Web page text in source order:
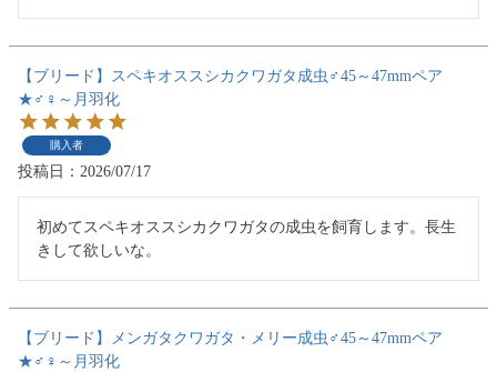
【ブリード】スペキオススシカクワガタ成虫♂45～47mmペア
★♂♀～月羽化
購入者
投稿日 2026/07/17
初めてスペキオススシカクワガタの成虫を飼育します。長生
きして欲しいな。
【ブリード】メンガタクワガタ・メリー成虫♂45～47mmペア
★♂♀～月羽化